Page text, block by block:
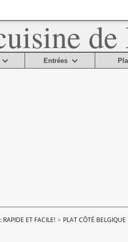
Entrées
ET FACILE! > PLAT CÔTÉ BELGIQUE